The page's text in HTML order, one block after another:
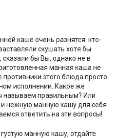
каше очень разнятся: кто-
скушать хотя бы
сказали бы Вы, однако не в
манная каша не
этого блюда просто
исполнении. Какое же
называем правильным? Или
нежную манную кашу для себя
ответить на эти вопросы!
манную кашу, отдайте